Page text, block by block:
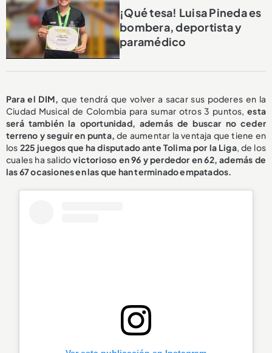
¡Qué tesa! Luisa Pineda es
bombera, deportista y
paramédico
Para el DIM, que tendrá que volver a sacar sus poderes en la
Ciudad Musical de Colombia para sumar otros 3 puntos,esta
será también la oportunidad, además de buscar no ceder
terreno y seguir en punta, de aumentar la ventaja que tiene en
los 225 juegos que ha disputado ante Tolima por la Liga, de los
cuales ha salidovictorioso en 96 y perdedor en 62, además de
las 67 ocasiones en las que han terminado empatados.